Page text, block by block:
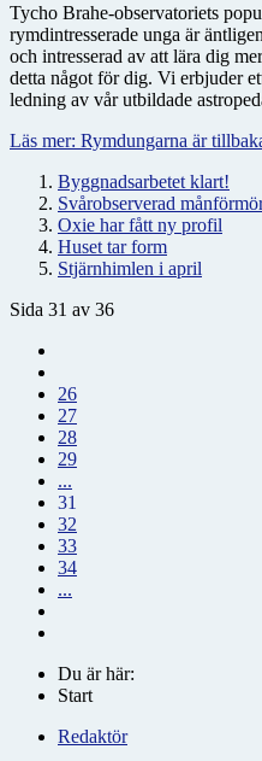
Tycho Brahe-observatoriets
rymdintresserade unga är
och intresserad av att lära dig
detta något för dig. Vi erbjuder
ledning av vår utbildade
Läs mer: Rymdungarna är
Byggnadsarbetet klart!
Svårobserverad
Oxie har fått ny profil
Huset tar form
Stjärnhimlen i april
Sida 31 av 36
26
27
28
29
...
31
32
33
34
...
Du är här:
Start
Redaktör